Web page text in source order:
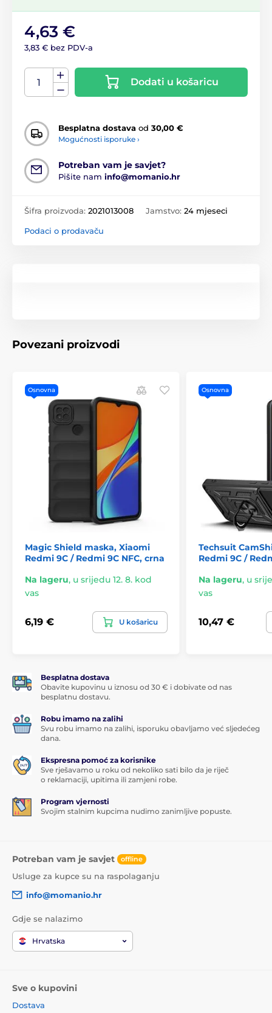
4,63 €
3,83 € bez PDV-a
Dodati u košaricu
Besplatna dostava od 30,00 €
Mogućnosti isporuke ›
Potreban vam je savjet?
Pišite nam info@momanio.hr
Šifra proizvoda: 2021013008 Jamstvo: 24 mjeseci
Podaci o prodavaču
Povezani proizvodi
Osnovna
Magic Shield maska, Xiaomi
Redmi 9C / Redmi 9C NFC, crna
Na lageru, u srijedu 12. 8. kod
vas
6,19 € U košaricu
Osnovna
Techsuit
Redmi 9C /
Na lageru, u
vas
10,47 €
Besplatna dostava
Obavite kupovinu u iznosu od 30 € i dobivate od nas
besplatnu dostavu.
Robu imamo na zalihi
Svu robu imamo na zalihi, isporuku obavljamo već sljedećeg
dana.
Ekspresna pomoć za korisnike
Sve rješavamo u roku od nekoliko sati bilo da je riječ
o reklamaciji, upitima ili zamjeni robe.
Program vjernosti
Svojim stalnim kupcima nudimo zanimljive popuste.
Potreban vam je savjet offline
Usluge za kupce su na raspolaganju
info@momanio.hr
Gdje se nalazimo
Hrvatska
Sve o kupovini
Dostava